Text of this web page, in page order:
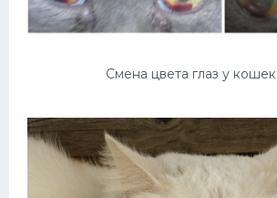
Смена цвета глаз у кошек